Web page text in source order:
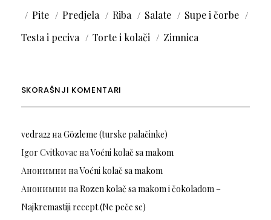
Pite
Predjela Riba Salate
Supe i čorbe
Testa i peciva
Torte i kolači Zimnica
SKORAŠNJI KOMENTARI
vedra22наGözleme (turske palačinke)
Igor Cvitkovac наVoćni kolač sa makom
Анонимни наVoćni kolač sa makom
Анонимни наRozen kolač sa makom i čokoladom –
Najkremastiji recept (Ne peče se)